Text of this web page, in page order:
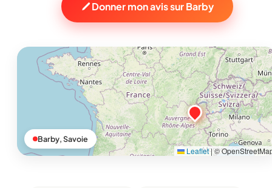
Donner mon avis sur Barby
Leaflet|©
Barby, Savoie